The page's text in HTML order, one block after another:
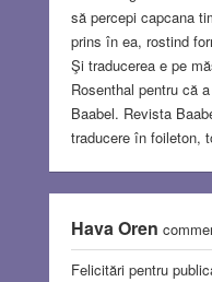
să percepi capcana
prins în ea, rostind
Şi traducerea e pe
Rosenthal pentru că
Baabel. Revista
traducere în foileton,
Hava Oren
Felicitări pentru